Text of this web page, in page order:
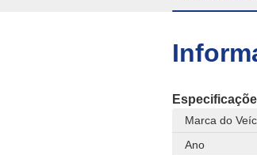
Marca do
Ano